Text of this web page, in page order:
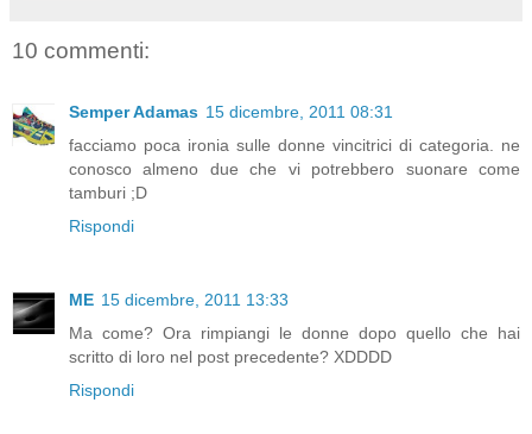
10 commenti:
Semper Adamas 15 dicembre, 2011 08:31
facciamo poca ironia sulle donne vincitrici di categoria. ne
conosco almeno due che vi potrebbero suonare come
tamburi ;D
Rispondi
ME 15 dicembre, 2011 13:33
Ma come? Ora rimpiangi le donne dopo quello che hai
scritto di loro nel post precedente? XDDDD
Rispondi